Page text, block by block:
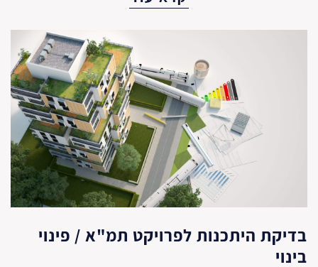
בדיקת היתכנות לפרויקט תמ"א / פינוי
בינוי